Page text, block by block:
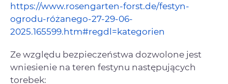
https://www.rosengarten-forst.de/festyn-
ogrodu-różanego-27-29-06-
2025.165599.htm#regdl=kategorien
Ze względu bezpieczeństwa dozwolone jest
wniesienie na teren festynu następujących
torebek: